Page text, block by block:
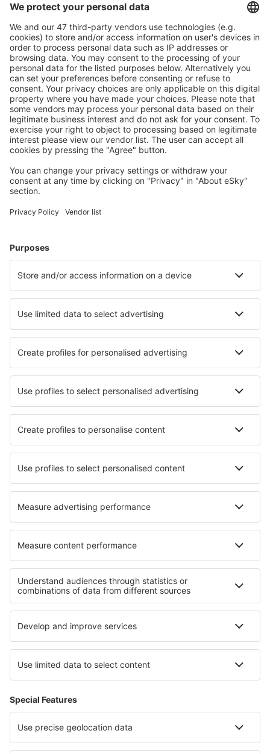
Caută rapid şi uşor
Ofertă adaptată aşteptărilor tale.
Planifică ȋn siguranţă
Rezervare fără griji cu opțiune gratuită de anulare.
Economiseşte mai mult
Prețuri atractive și oferte speciale pentru utilizatorii
conectați.
Cazarea preferată
Cele mai căutate cazări de către utilizatorii eSky
Cazare în Republica Democrată Congo - Orașe populare
Cazare în Kolwezi Cazare în Lubumbashi
Cazare în Inongo Cazare în Gandajika Cazare în Lisala
Cazare în Bumba Cazare în Luozi
Cele mai bune locuri de cazare - orașe
Cazare în Puerto Portals Cazare Leliunai
Cazare în Escalante Cazare în Kinrooi
Cazare în Folkling Cazare în Taufkirchen (Vils)
Cazare în Campodonico Cazare în Chester-le-Street
Cele mai bune locuri de cazare - regiuni
Cazare în Riviera Albaneză
Cazare În Sibiu județul Cazare în Dominican Republic